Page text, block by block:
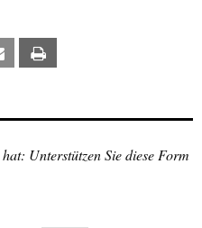
Email
Unterstützen Sie diese Form